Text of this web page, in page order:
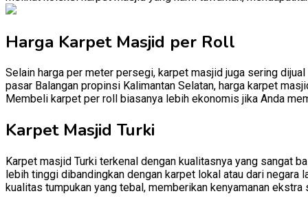
Harga Karpet Masjid per Roll
Selain harga per meter persegi, karpet masjid juga sering
pasar Balangan propinsi Kalimantan Selatan, harga karpet
Membeli karpet per roll biasanya lebih ekonomis jika Anda
Karpet Masjid Turki
Karpet masjid Turki terkenal dengan kualitasnya yang sangat
lebih tinggi dibandingkan dengan karpet lokal atau dari negara
kualitas tumpukan yang tebal, memberikan kenyamanan